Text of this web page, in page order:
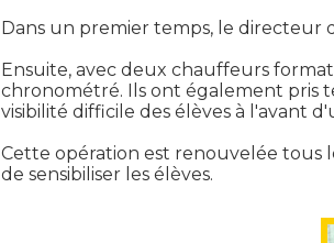
Dans un premier temps, le directeur
Ensuite, avec deux chauffeurs
chronométré. Ils ont également pris
visibilité difficile des élèves à l'avant
Cette opération est renouvelée tous
de sensibiliser les élèves.